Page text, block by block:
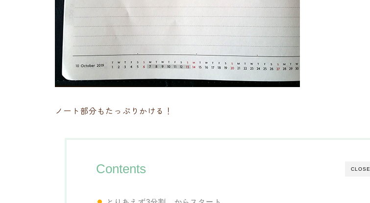
ノート部分もたっぷりかける！
CLOSE
Contents